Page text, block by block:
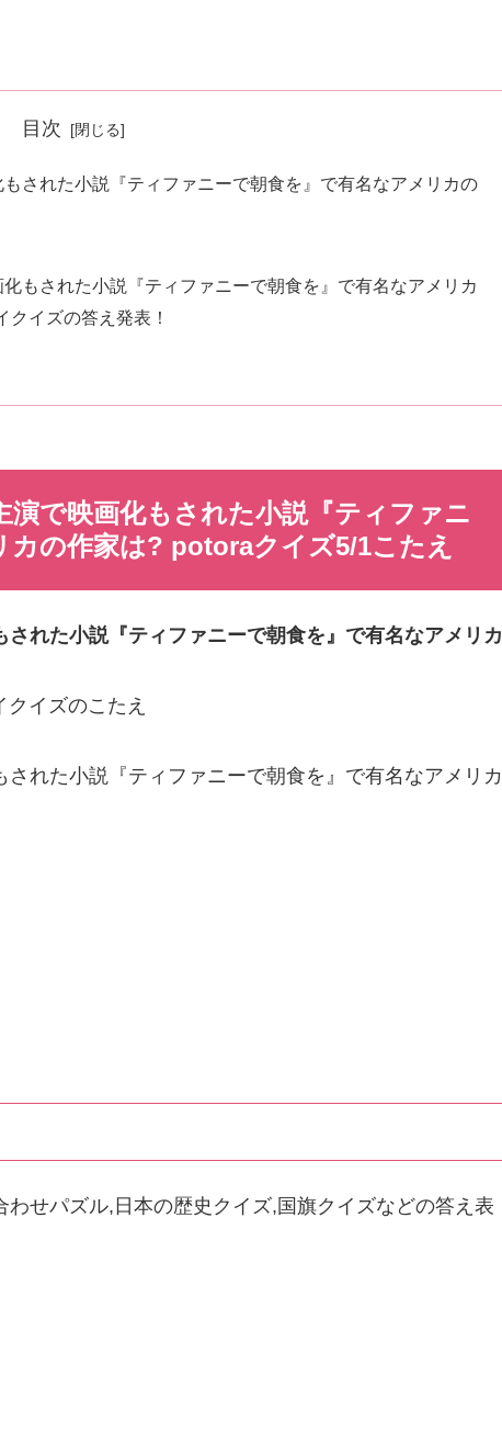
目次
された小説『ティファニーで朝食を』で有名なアメリカの
もされた小説『ティファニーで朝食を』で有名なアメリカ
イズの答え発表！
で映画化もされた小説『ティファニ
カの作家は? potoraクイズ5/1こたえ
れた小説『ティファニーで朝食を』で有名なアメリカ
イズのこたえ
れた小説『ティファニーで朝食を』で有名なアメリカ
せパズル,日本の歴史クイズ,国旗クイズなどの答え表